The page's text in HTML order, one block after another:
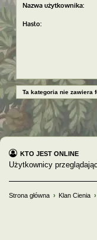
Nazwa użytkownika:
Hasło:
Ta kategoria nie zawiera
KTO JEST ONLINE
Użytkownicy
Strona główna Klan Cienia